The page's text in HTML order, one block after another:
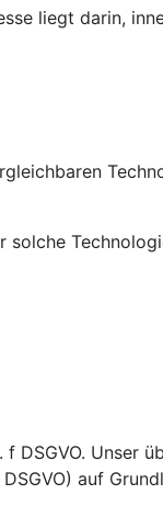
liegt darin,
DSGVO. Unser
auf